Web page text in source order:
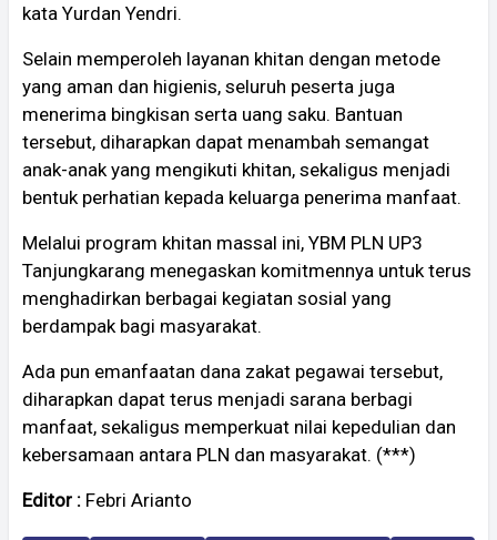
kata Yurdan Yendri.
Selain memperoleh layanan khitan dengan metode
yang aman dan higienis, seluruh peserta juga
menerima bingkisan serta uang saku. Bantuan
tersebut, diharapkan dapat menambah semangat
anak-anak yang mengikuti khitan, sekaligus menjadi
bentuk perhatian kepada keluarga penerima manfaat.
Melalui program khitan massal ini, YBM PLN UP3
Tanjungkarang menegaskan komitmennya untuk terus
menghadirkan berbagai kegiatan sosial yang
berdampak bagi masyarakat.
Ada pun emanfaatan dana zakat pegawai tersebut,
diharapkan dapat terus menjadi sarana berbagi
manfaat, sekaligus memperkuat nilai kepedulian dan
kebersamaan antara PLN dan masyarakat. (***)
Editor : Febri Arianto